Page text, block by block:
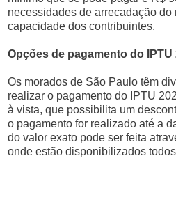
necessidades de arrecadação do
capacidade dos contribuintes.
Opções de pagamento do IPTU
Os morados de São Paulo têm
realizar o pagamento do IPTU
à vista, que possibilita um
o pagamento for realizado até a
do valor exato pode ser feita
onde estão disponibilizados